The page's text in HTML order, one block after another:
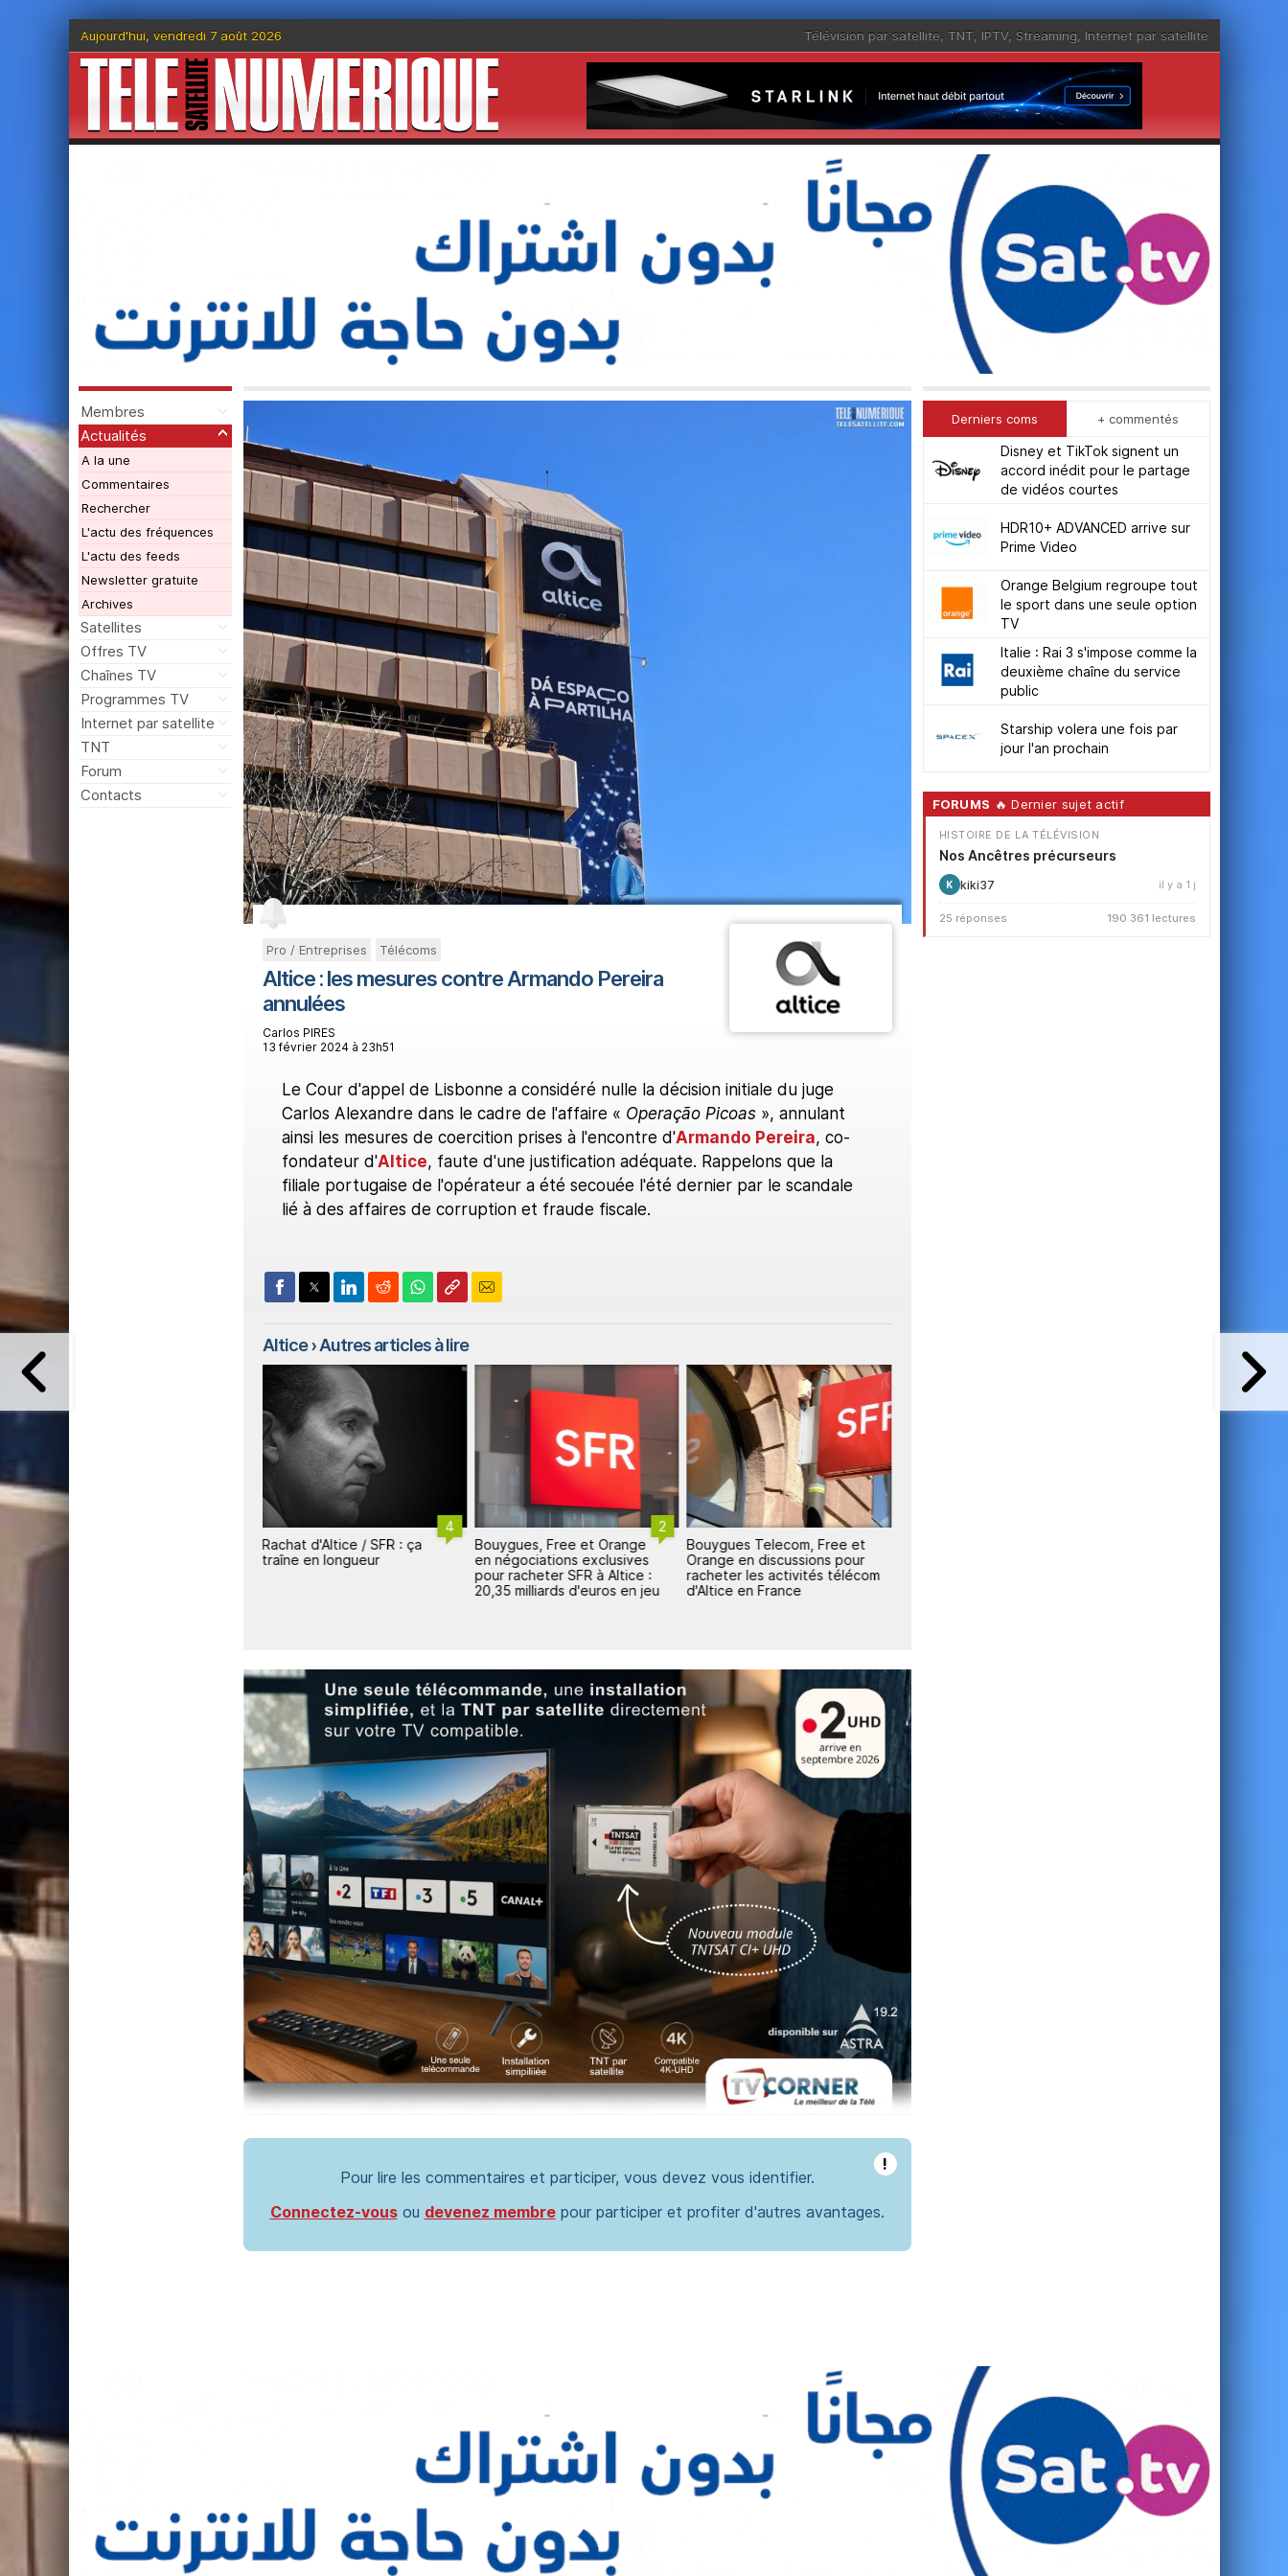
Aujourd'hui, vendredi 7 août 2026 Télévision par satellite, TNT, IPTV, Streaming, Internet par satellite
Membres
Actualités
A la une
Commentaires
Rechercher
L'actu des fréquences
L'actu des feeds
Newsletter gratuite
Archives
Satellites
Offres TV
Chaînes TV
Programmes TV
Internet par satellite
TNT
Forum
Contacts
Pro / Entreprises Télécoms
Altice : les mesures contre Armando Pereira
annulées
Carlos PIRES
13 février 2024 à 23h51
Le Cour d'appel de Lisbonne a considéré nulle la décision initiale du juge
Carlos Alexandre dans le cadre de l'affaire « Operação Picoas », annulant
ainsi les mesures de coercition prises à l'encontre d'Armando Pereira, co-
fondateur d'Altice, faute d'une justification adéquate. Rappelons que la
filiale portugaise de l'opérateur a été secouée l'été dernier par le scandale
lié à des affaires de corruption et fraude fiscale.
Altice› Autres articles à lire
Altice poursuit son
4
Rachat d'Altice / SFR : ça
traîne en longueur
2
Bouygues, Free et Orange
en négociations exclusives
pour racheter SFR à Altice :
20,35 milliards d'euros en jeu
Bouygues Telecom, Free et
Orange en discussions pour
racheter les activités télécom
d'Altice en France
!
Pour lire les commentaires et participer, vous devez vous identifier.
Connectez-vousou devenez membrepour participer et profiter d'autres avantages.
Derniers coms + commentés
Disney et TikTok signent un
accord inédit pour le partage
de vidéos courtes
HDR10+ ADVANCED arrive sur
Prime Video
Orange Belgium regroupe tout
le sport dans une seule option
TV
Italie : Rai 3 s'impose comme la
deuxième chaîne du service
public
Starship volera une fois par
jour l'an prochain
FORUMS 🔥 Dernier sujet actif
HISTOIRE DE LA TÉLÉVISION
Nos Ancêtres précurseurs
K kiki37 il y a 1 j
25 réponses 190 361 lectures